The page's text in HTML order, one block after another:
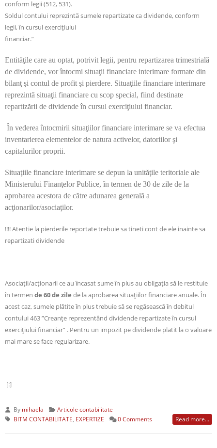
conform legii (512, 531).
Soldul contului reprezintă sumele repartizate ca dividende, conform
legii, în cursul exerciţiului
financiar.”
Entităţile care au optat, potrivit legii, pentru repartizarea trimestrială
de dividende, vor întocmi situaţii financiare interimare formate din
bilanţ şi contul de profit şi pierdere. Situaţiile financiare interimare
reprezintă situaţii financiare cu scop special, fiind destinate
repartizării de dividende în cursul exerciţiului financiar.
În vederea întocmirii situaţiilor financiare interimare se va efectua
inventarierea elementelor de natura activelor, datoriilor şi
capitalurilor proprii.
Situaţiile financiare interimare se depun la unităţile teritoriale ale
Ministerului Finanţelor Publice, în termen de 30 de zile de la
aprobarea acestora de către adunarea generală a
acţionarilor/asociaţilor.
!!!! Atentie la pierderile reportate trebuie sa tineti cont de ele inainte sa
repartizati dividende
Asociații/acționarii ce au încasat sume în plus au obligația să le restituie
în termen de 60 de zile de la aprobarea situațiilor financiare anuale. În
acest caz, sumele plătite în plus trebuie să se regăsească în debitul
contului 463 ”Creanţe reprezentând dividende repartizate în cursul
exerciţiului financiar” . Pentru un impozit pe dividende platit la o valoare
mai mare se face regularizare.
[:]
By mihaela
Articole contabilitate
BITM CONTABILITATE EXPERTIZE 0 Comments Read more...